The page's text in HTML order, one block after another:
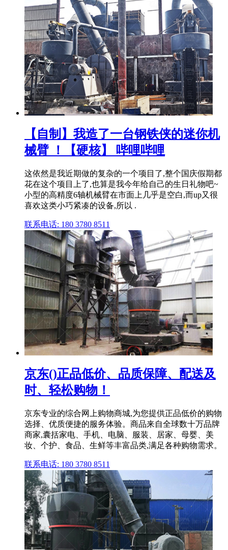
【自制】我造了一台钢铁侠的迷你机
械臂 ！【硬核】 哔哩哔哩
这依然是我近期做的复杂的一个项目了,整个国庆假期都
花在这个项目上了,也算是我今年给自己的生日礼物吧~
小型的高精度6轴机械臂在市面上几乎是空白,而up又很
喜欢这类小巧紧凑的设备,所以 .
联系电话: 180 3780 8511
京东()正品低价、品质保障、配送及
时、轻松购物！
京东专业的综合网上购物商城,为您提供正品低价的购物
选择、优质便捷的服务体验。商品来自全球数十万品牌
商家,囊括家电、手机、电脑、服装、居家、母婴、美
妆、个护、食品、生鲜等丰富品类,满足各种购物需求。
联系电话: 180 3780 8511